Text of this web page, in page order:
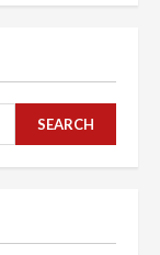
SEARCH